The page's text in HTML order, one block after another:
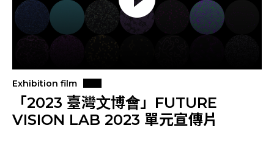
Exhibition film
「2023 臺灣文博會」FUTURE
VISION LAB 2023 單元宣傳片